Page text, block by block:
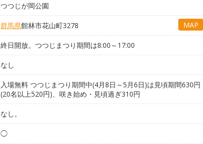
つつじが岡公園
群馬県館林市花山町3278 MAP
終日開放。つつじまつり期間は8:00～17:00
なし
入場無料 つつじまつり期間中(4月8日～5月6日)は見頃期間630円
(20名以上520円)、咲き始め・見頃過ぎ310円
なし。
◯